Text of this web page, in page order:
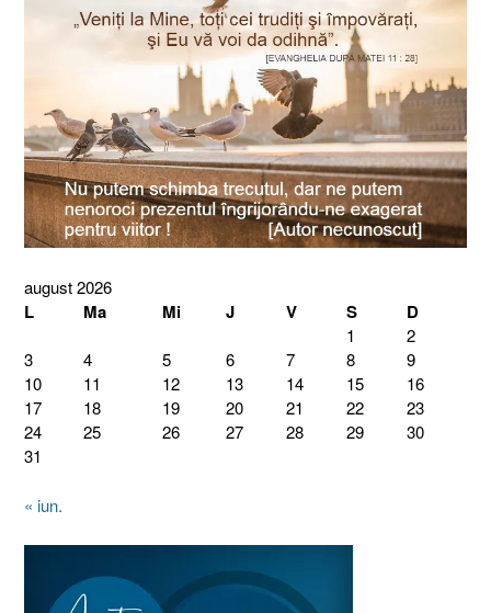
august 2026
L Ma Mi J V S D
1
2
3
4 5 6 7 8
9
10
11 12 13 14 15
16
17
18 19 20 21 22
23
24
25 26 27 28 29
30
31
« iun.